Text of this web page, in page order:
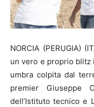
NORCIA (PERUGIA)
un vero e proprio blitz
umbra colpita dal
premier Giuseppe
dell’Istituto tecnico e